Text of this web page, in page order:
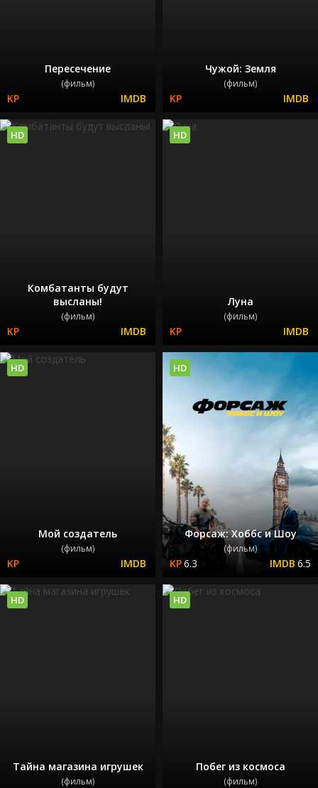
Пересечение
(фильм)
Чужой: Земля
(фильм)
Комбатанты будут
высланы!
(фильм)
HD
Луна
(фильм)
HD
Мой создатель
(фильм)
HD
Форсаж: Хоббс и Шоу
(фильм)
6.3 6.5
HD
Тайна магазина игрушек
(фильм)
HD
Побег из космоса
(фильм)
HD